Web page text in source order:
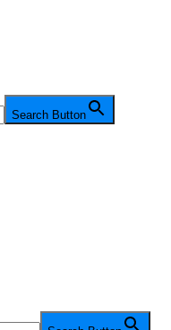
Search Button